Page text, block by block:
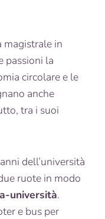
magistrale in
passioni la
circolare e le
anche
tra i suoi
dell’università
ruote in modo
università.
e bus per